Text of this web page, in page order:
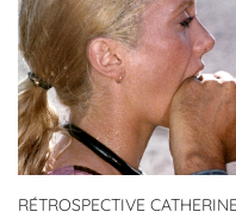
RÉTROSPECTIVE